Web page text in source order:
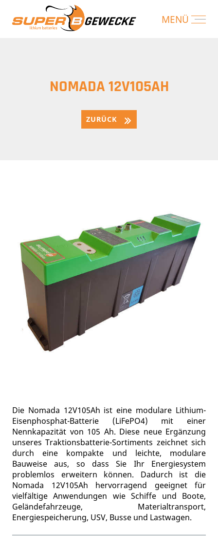
NOMADA 12V105AH
ZURÜCK
Die Nomada 12V105Ah ist eine modulare Lithium-
Eisenphosphat-Batterie (LiFePO4) mit einer
Nennkapazität von 105 Ah. Diese neue Ergänzung
unseres Traktionsbatterie-Sortiments zeichnet sich
durch eine kompakte und leichte, modulare
Bauweise aus, so dass Sie Ihr Energiesystem
problemlos erweitern können. Dadurch ist die
Nomada 12V105Ah hervorragend geeignet für
vielfältige Anwendungen wie Schiffe und Boote,
Geländefahrzeuge, Materialtransport,
Energiespeicherung, USV, Busse und Lastwagen.